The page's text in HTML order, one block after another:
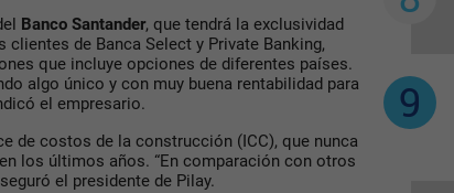
Banco Santander, que tendrá la exclusividad
de Banca Select y Private Banking,
que incluye opciones de diferentes países.
algo único y con muy buena rentabilidad para
el empresario.
de costos de la construcción (ICC), que nunca
los últimos años. “En comparación con otros
el presidente de Pilay.